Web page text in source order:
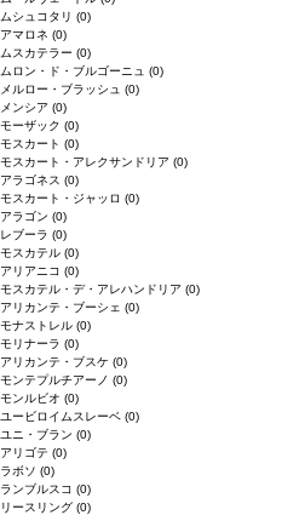
ムシュコタリ (0)
アマロネ (0)
ムスカテラー (0)
ムロン・ド・ブルゴーニュ (0)
メルロー・ブラッシュ (0)
メンシア (0)
モーザック (0)
モスカート (0)
モスカート・アレクサンドリア (0)
アラゴネス (0)
モスカート・ジャッロ (0)
アラゴン (0)
レブーラ (0)
モスカテル (0)
アリアニコ (0)
モスカテル・デ・アレハンドリア (0)
アリカンテ・ブーシェ (0)
モナストレル (0)
モリナーラ (0)
アリカンテ・ブスケ (0)
モンテプルチアーノ (0)
モンルビオ (0)
ユービロイムスレーベ (0)
ユニ・ブラン (0)
アリゴテ (0)
ラボソ (0)
ランブルスコ (0)
リースリング (0)